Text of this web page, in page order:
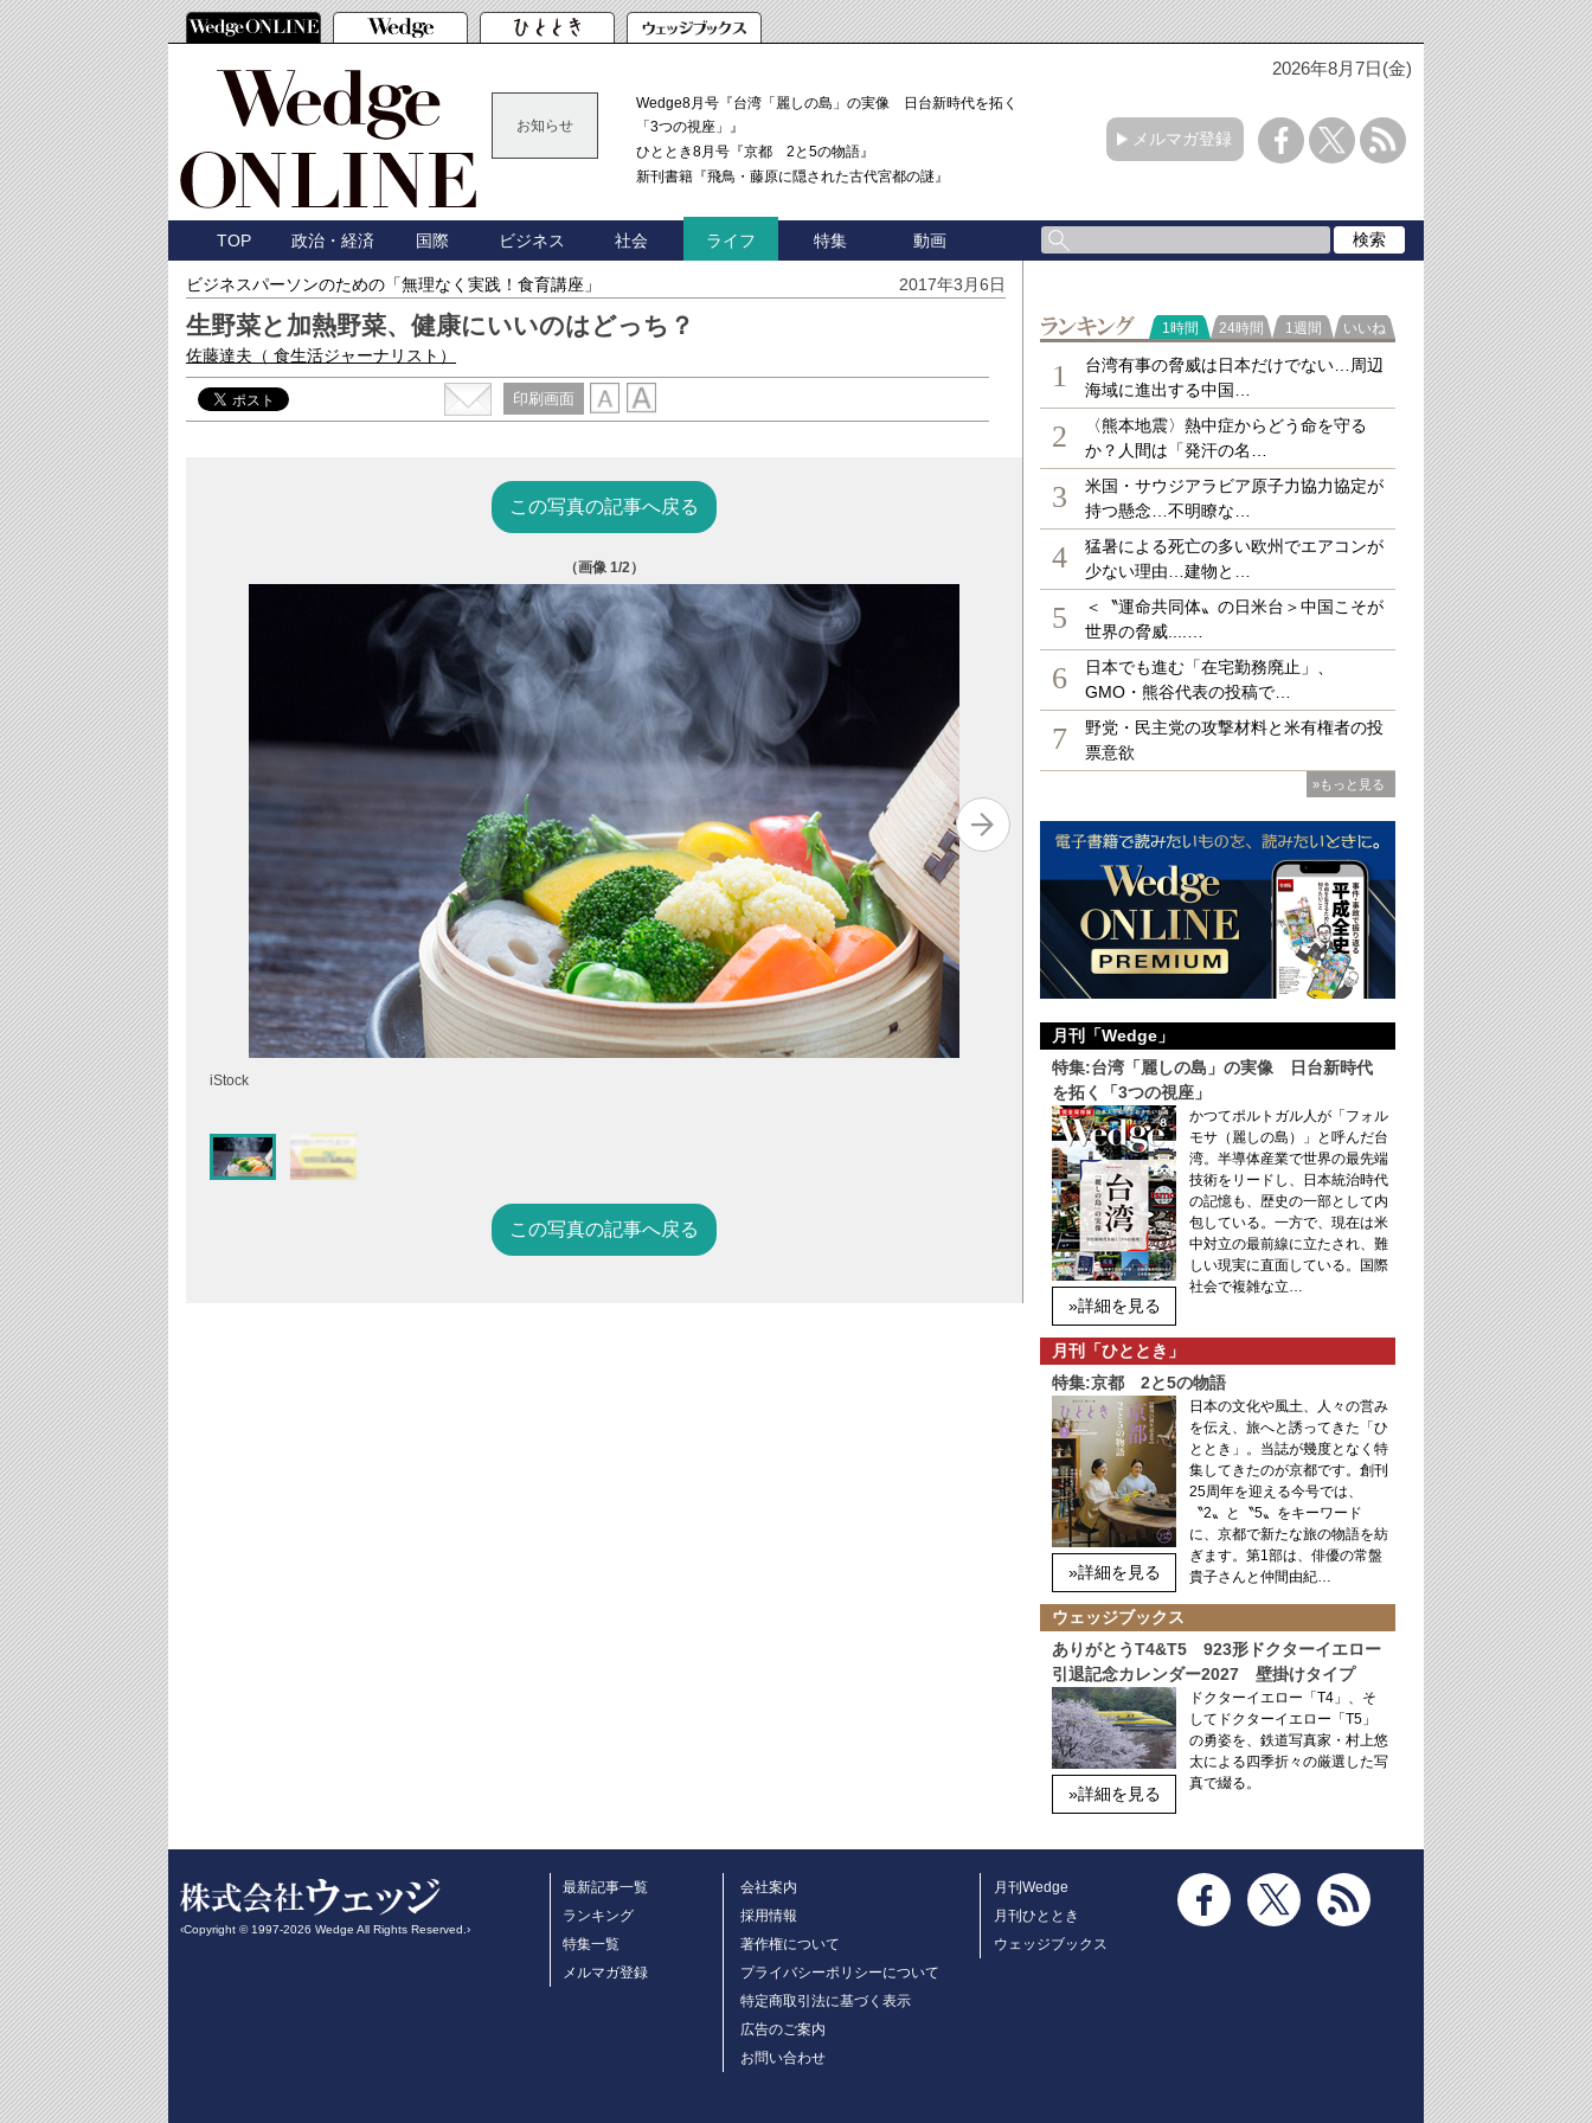
2026年8月7日(金)
お知らせ
Wedge8月号『台湾「麗しの島」の実像 日台新時代を拓く
「3つの視座」』
ひととき8月号『京都 2と5の物語』
新刊書籍『飛鳥・藤原に隠された古代宮都の謎』
メルマガ登録
TOP 政治・経済 国際 ビジネス 社会 ライフ 特集 動画
ビジネスパーソンのための「無理なく実践！食育講座」 2017年3月6日
生野菜と加熱野菜、健康にいいのはどっち？
佐藤達夫 （ 食生活ジャーナリスト）
印刷画面
この写真の記事へ戻る
（画像1/2）
iStock
この写真の記事へ戻る
ラ
1時間 24時間 1週間 いいね
1
台湾有事の脅威は日本だけでない…周辺
海域に進出する中国…
2
〈熊本地震〉熱中症からどう命を守る
か？人間は「発汗の名…
3
米国・サウジアラビア原子力協力協定が
持つ懸念…不明瞭な…
4
猛暑による死亡の多い欧州でエアコンが
少ない理由…建物と…
5
＜〝運命共同体〟の日米台＞中国こそが
世界の脅威....…
6
日本でも進む「在宅勤務廃止」、
GMO・熊谷代表の投稿で…
7
野党・民主党の攻撃材料と米有権者の投
票意欲
»もっと見る
月刊「Wedge」
特集:台湾「麗しの島」の実像 日台新時代
を拓く「3つの視座」
»詳細を見る
かつてポルトガル人が「フォル
モサ（麗しの島）」と呼んだ台
湾。半導体産業で世界の最先端
技術をリードし、日本統治時代
の記憶も、歴史の一部として内
包している。一方で、現在は米
中対立の最前線に立たされ、難
しい現実に直面している。国際
社会で複雑な立…
月刊「ひととき」
特集:京都 2と5の物語
»詳細を見る
日本の文化や風土、人々の営み
を伝え、旅へと誘ってきた「ひ
ととき」。当誌が幾度となく特
集してきたのが京都です。創刊
25周年を迎える今号では、
〝2〟と〝5〟をキーワード
に、京都で新たな旅の物語を紡
ぎます。第1部は、俳優の常盤
貴子さんと仲間由紀…
ウェッジブックス
ありがとうT4&T5 923形ドクターイエロー
引退記念カレンダー2027 壁掛けタイプ
»詳細を見る
ドクターイエロー「T4」、そ
してドクターイエロー「T5」
の勇姿を、鉄道写真家・村上悠
太による四季折々の厳選した写
真で綴る。
‹Copyright © 1997-2026 Wedge All Rights Reserved.›
最新記事一覧
ランキング
特集一覧
メルマガ登録
会社案内
採用情報
著作権について
プライバシーポリシーについて
特定商取引法に基づく表示
広告のご案内
お問い合わせ
月刊Wedge
月刊ひととき
ウェッジブックス